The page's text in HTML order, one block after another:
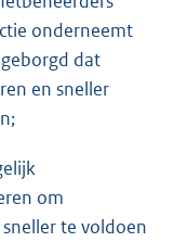
onderneemt
dat
en sneller
om
te voldoen